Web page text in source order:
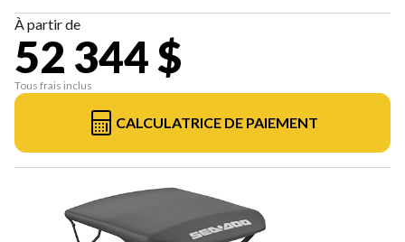
À partir de
52 344 $
Tous frais inclus
CALCULATRICE DE PAIEMENT